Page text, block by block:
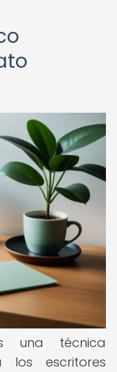
una técnica
escritores